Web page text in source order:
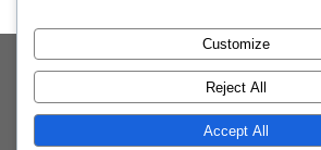
© Copyright -2026 | Taktikee
|
Customize
Reject All
Accept All